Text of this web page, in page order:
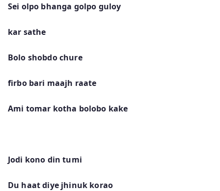
Sei olpo bhanga golpo guloy
kar sathe
Bolo shobdo chure
firbo bari maajh raate
Ami tomar kotha bolobo kake
Jodi kono din tumi
Du haat diye jhinuk korao